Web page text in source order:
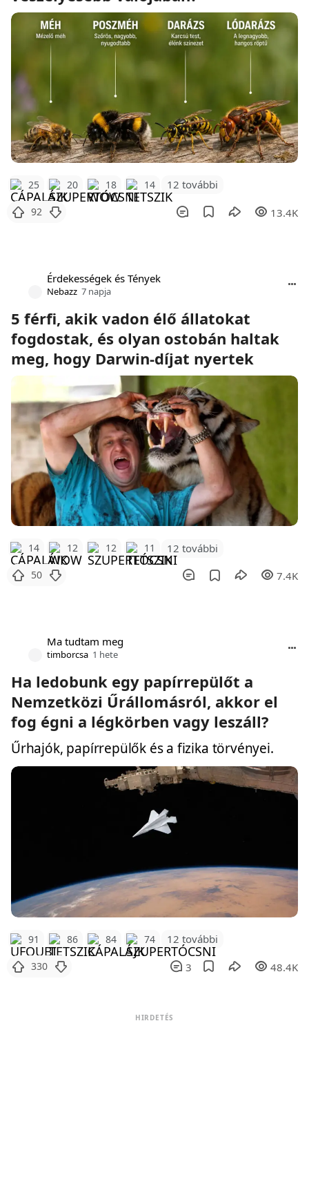
25 20 18 14 12 további
92 13.4K
Érdekességek és Tények
Nebazz 7 napja
5 férfi, akik vadon élő állatokat
fogdostak, és olyan ostobán haltak
meg, hogy Darwin-díjat nyertek
14 12 12 11 12 további
50 7.4K
Ma tudtam meg
timborcsa 1 hete
Ha ledobunk egy papírrepülőt a
Nemzetközi Űrállomásról, akkor el
fog égni a légkörben vagy leszáll?
Űrhajók, papírrepülők és a fizika törvényei.
91 86 84 74 12 további
330 3 48.4K
HIRDETÉS